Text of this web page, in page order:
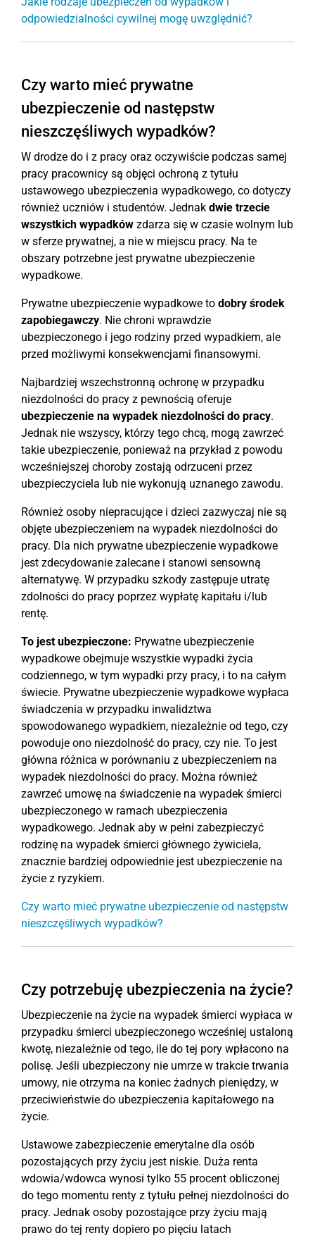
odpowiedzialności cywilnej mogę uwzględnić?
Czy warto mieć prywatne
ubezpieczenie od następstw
nieszczęśliwych wypadków?
W drodze do i z pracy oraz oczywiście podczas samej
pracy pracownicy są objęci ochroną z tytułu
ustawowego ubezpieczenia wypadkowego, co dotyczy
również uczniów i studentów. Jednak dwie trzecie
wszystkich wypadków zdarza się w czasie wolnym lub
w sferze prywatnej, a nie w miejscu pracy. Na te
obszary potrzebne jest prywatne ubezpieczenie
wypadkowe.
Prywatne ubezpieczenie wypadkowe to dobry środek
zapobiegawczy. Nie chroni wprawdzie
ubezpieczonego i jego rodziny przed wypadkiem, ale
przed możliwymi konsekwencjami finansowymi.
Najbardziej wszechstronną ochronę w przypadku
niezdolności do pracy z pewnością oferuje
ubezpieczenie na wypadek niezdolności do pracy.
Jednak nie wszyscy, którzy tego chcą, mogą zawrzeć
takie ubezpieczenie, ponieważ na przykład z powodu
wcześniejszej choroby zostają odrzuceni przez
ubezpieczyciela lub nie wykonują uznanego zawodu.
Również osoby niepracujące i dzieci zazwyczaj nie są
objęte ubezpieczeniem na wypadek niezdolności do
pracy. Dla nich prywatne ubezpieczenie wypadkowe
jest zdecydowanie zalecane i stanowi sensowną
alternatywę. W przypadku szkody zastępuje utratę
zdolności do pracy poprzez wypłatę kapitału i/lub
rentę.
To jest ubezpieczone: Prywatne ubezpieczenie
wypadkowe obejmuje wszystkie wypadki życia
codziennego, w tym wypadki przy pracy, i to na całym
świecie. Prywatne ubezpieczenie wypadkowe wypłaca
świadczenia w przypadku inwalidztwa
spowodowanego wypadkiem, niezależnie od tego, czy
powoduje ono niezdolność do pracy, czy nie. To jest
główna różnica w porównaniu z ubezpieczeniem na
wypadek niezdolności do pracy. Można również
zawrzeć umowę na świadczenie na wypadek śmierci
ubezpieczonego w ramach ubezpieczenia
wypadkowego. Jednak aby w pełni zabezpieczyć
rodzinę na wypadek śmierci głównego żywiciela,
znacznie bardziej odpowiednie jest ubezpieczenie na
życie z ryzykiem.
Czy warto mieć prywatne ubezpieczenie od następstw
nieszczęśliwych wypadków?
Czy potrzebuję ubezpieczenia na życie?
Ubezpieczenie na życie na wypadek śmierci wypłaca w
przypadku śmierci ubezpieczonego wcześniej ustaloną
kwotę, niezależnie od tego, ile do tej pory wpłacono na
polisę. Jeśli ubezpieczony nie umrze w trakcie trwania
umowy, nie otrzyma na koniec żadnych pieniędzy, w
przeciwieństwie do ubezpieczenia kapitałowego na
życie.
Ustawowe zabezpieczenie emerytalne dla osób
pozostających przy życiu jest niskie. Duża renta
wdowia/wdowca wynosi tylko 55 procent obliczonej
do tego momentu renty z tytułu pełnej niezdolności do
pracy. Jednak osoby pozostające przy życiu mają
prawo do tej renty dopiero po pięciu latach